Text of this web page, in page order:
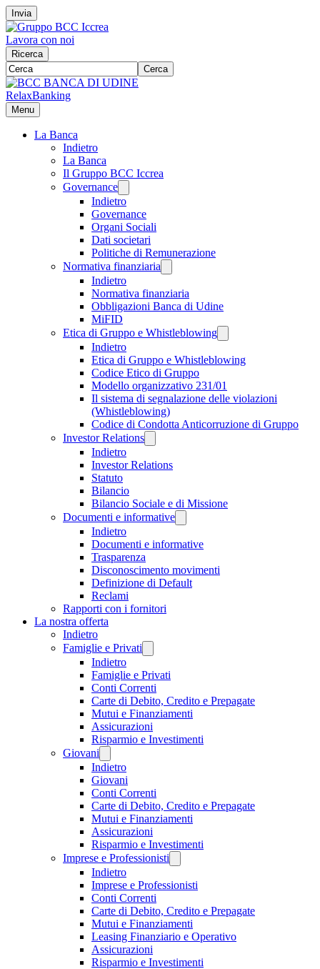
Invia
Lavora con noi
Ricerca
Cerca
RelaxBanking
Menu
La Banca
Indietro
La Banca
Il Gruppo BCC Iccrea
Governance
Indietro
Governance
Organi Sociali
Dati societari
Politiche di Remunerazione
Normativa finanziaria
Indietro
Normativa finanziaria
Obbligazioni Banca di Udine
MiFID
Etica di Gruppo e Whistleblowing
Indietro
Etica di Gruppo e Whistleblowing
Codice Etico di Gruppo
Modello organizzativo 231/01
Il sistema di segnalazione delle violazioni
(Whistleblowing)
Codice di Condotta Anticorruzione di Gruppo
Investor Relations
Indietro
Investor Relations
Statuto
Bilancio
Bilancio Sociale e di Missione
Documenti e informative
Indietro
Documenti e informative
Trasparenza
Disconoscimento movimenti
Definizione di Default
Reclami
Rapporti con i fornitori
La nostra offerta
Indietro
Famiglie e Privati
Indietro
Famiglie e Privati
Conti Correnti
Carte di Debito, Credito e Prepagate
Mutui e Finanziamenti
Assicurazioni
Risparmio e Investimenti
Giovani
Indietro
Giovani
Conti Correnti
Carte di Debito, Credito e Prepagate
Mutui e Finanziamenti
Assicurazioni
Risparmio e Investimenti
Imprese e Professionisti
Indietro
Imprese e Professionisti
Conti Correnti
Carte di Debito, Credito e Prepagate
Mutui e Finanziamenti
Leasing Finanziario e Operativo
Assicurazioni
Risparmio e Investimenti